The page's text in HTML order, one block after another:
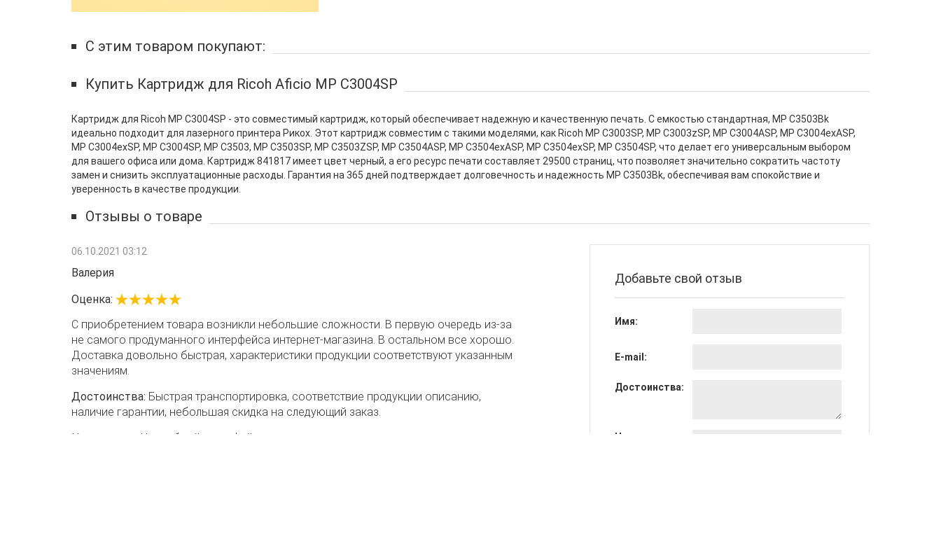
С этим товаром покупают:
Купить Картридж для Ricoh Aficio MP C3004SP
Картридж для Ricoh MP C3004SP - это совместимый картридж, который обеспечивает надежную и качественную печать. С емкостью стандартная, MP C3503Bk
идеально подходит для лазерного принтера Рикох. Этот картридж совместим с такими моделями, как Ricoh MP C3003SP, MP C3003zSP, MP C3004ASP, MP C3004exASP,
MP C3004exSP, MP C3004SP, MP C3503, MP C3503SP, MP C3503ZSP, MP C3504ASP, MP C3504exASP, MP C3504exSP, MP C3504SP, что делает его универсальным выбором
для вашего офиса или дома. Картридж 841817 имеет цвет черный, а его ресурс печати составляет 29500 страниц, что позволяет значительно сократить частоту
замен и снизить эксплуатационные расходы. Гарантия на 365 дней подтверждает долговечность и надежность MP C3503Bk, обеспечивая вам спокойствие и
уверенность в качестве продукции.
Отзывы о товаре
06.10.2021 03:12
Валерия
Оценка:
С приобретением товара возникли небольшие сложности. В первую очередь из-за
не самого продуманного интерфейса интернет-магазина. В остальном все хорошо.
Доставка довольно быстрая, характеристики продукции соответствуют указанным
значениям.
Достоинства: Быстрая транспортировка, соответствие продукции описанию,
наличие гарантии, небольшая скидка на следующий заказ.
Недостатки:
Неудобный интерфейс интернет-магазина.
Добавьте свой отзыв
Имя:
E-mail:
Достоинства:
Недостатки: